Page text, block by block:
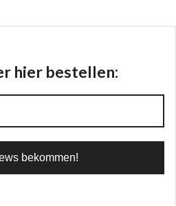
hier bestellen: